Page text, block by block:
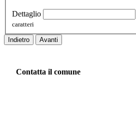
Dettaglio
caratteri
Indietro Avanti
Contatta il comune